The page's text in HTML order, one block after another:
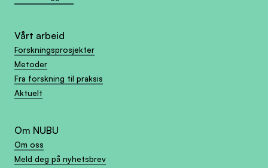
Vårt arbeid
Forskningsprosjekter
Metoder
Fra forskning til praksis
Aktuelt
Om NUBU
Om oss
Meld deg på nyhetsbrev